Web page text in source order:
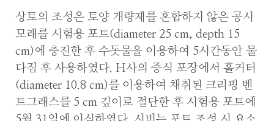
상토의 조성은 토양 개량제를 혼합하지 않은 공시
모래를 시험용 포트(diameter 25 cm, depth 15
cm)에 충진한 후 수돗물을 이용하여 5시간동안 물
다짐 후 사용하였다. H사의 증식 포장에서 홀커터
(diameter 10.8 cm)를 이용하여 채취된 크리핑 벤
트그래스를 5 cm 깊이로 절단한 후 시험용 포트에